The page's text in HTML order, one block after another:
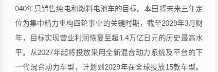
040年只销售纯电和燃料电池车的目标。本田将未来三年定
位为集中精力重构四轮事业的关键时期，截至2029年3月财
年，目标实现营业利润恢复至超1.4万亿日元的历史最高水
平。从2027年起将投放采用全新混合动力系统及平台的下
一代混合动力车型，计划到2029年在全球投放15款车型。